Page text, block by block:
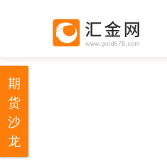
期
货
沙
龙